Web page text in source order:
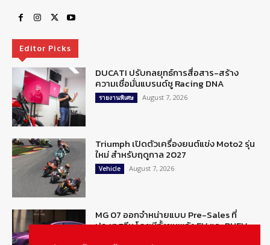
Editor Picks
DUCATI ปรับกลยุทธ์การสื่อสาร-สร้าง
ความเชื่อมั่นแบรนด์ชู Racing DNA
รายงานพิเศษ August 7, 2026
Triumph เปิดตัวเครื่องยนต์แข่ง Moto2 รุ่น
ใหม่ สำหรับฤดูกาล 2027
Vehicle August 7, 2026
MG 07 ออกจำหน่ายแบบ Pre-Sales ที่
ประเทศจีน โดยมีทั้งขุมพลัง EV และ PHEV